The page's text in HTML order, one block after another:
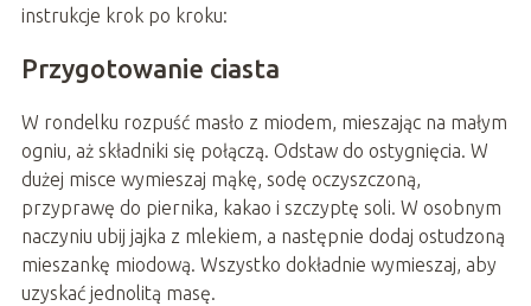
instrukcje krok po kroku:
Przygotowanie ciasta
W rondelku rozpuść masło z miodem, mieszając na małym
ogniu, aż składniki się połączą. Odstaw do ostygnięcia. W
dużej misce wymieszaj mąkę, sodę oczyszczoną,
przyprawę do piernika, kakao i szczyptę soli. W osobnym
naczyniu ubij jajka z mlekiem, a następnie dodaj ostudzoną
mieszankę miodową. Wszystko dokładnie wymieszaj, aby
uzyskać jednolitą masę.